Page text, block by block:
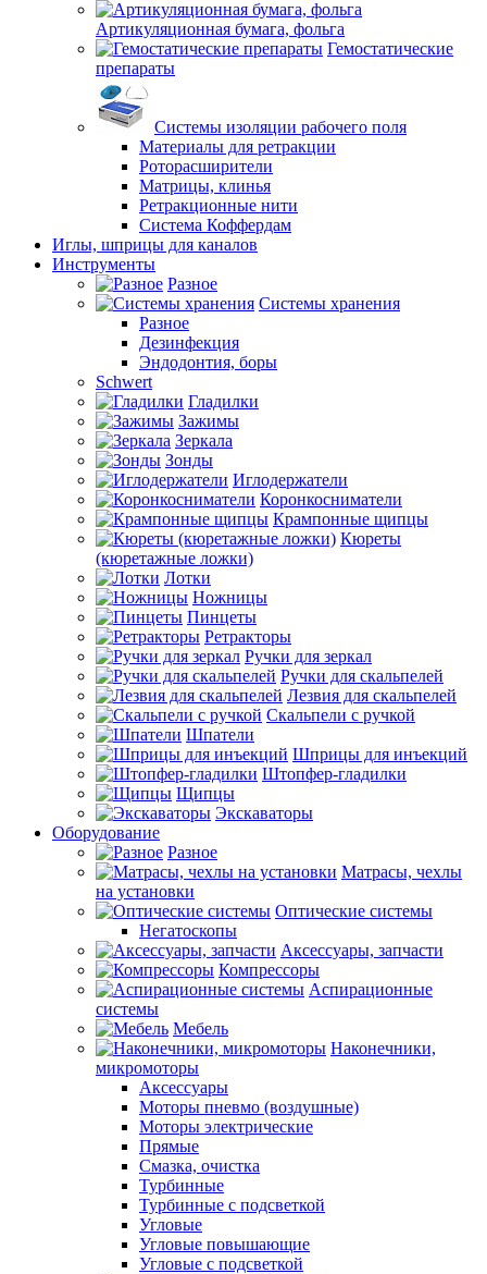
Артикуляционная бумага, фольга
Гемостатические
препараты
Системы изоляции рабочего поля
Материалы для ретракции
Роторасширители
Матрицы, клинья
Ретракционные нити
Система Коффердам
Иглы, шприцы для каналов
Инструменты
Разное
Системы хранения
Разное
Дезинфекция
Эндодонтия, боры
Schwert
Гладилки
Зажимы
Зеркала
Зонды
Иглодержатели
Коронкосниматели
Крампонные щипцы
Кюреты
(кюретажные ложки)
Лотки
Ножницы
Пинцеты
Ретракторы
Ручки для зеркал
Ручки для скальпелей
Лезвия для скальпелей
Скальпели с ручкой
Шпатели
Шприцы для инъекций
Штопфер-гладилки
Щипцы
Экскаваторы
Оборудование
Разное
Матрасы, чехлы
на установки
Оптические системы
Негатоскопы
Аксессуары, запчасти
Компрессоры
Аспирационные
системы
Мебель
Наконечники,
микромоторы
Аксессуары
Моторы пневмо (воздушные)
Моторы электрические
Прямые
Смазка, очистка
Турбинные
Турбинные с подсветкой
Угловые
Угловые повышающие
Угловые с подсветкой